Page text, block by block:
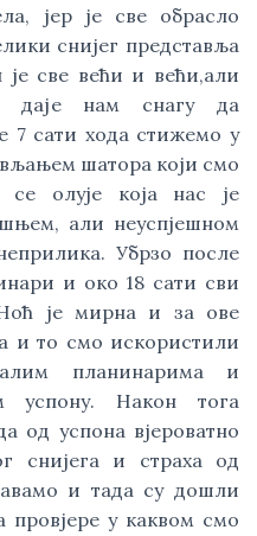
јер је све обрасло
снијег представља
је све већи и већи,али
нам снагу да
7 сати хода стижемо у
шатора који смо
се олује која нас је
али неуспјешном
Убрзо после
и око 18 сати сви
је мирна и за ове
и то смо искористили
планинарима и
успону. Након тога
од успона вјероватно
снијега и страха од
и тада су дошли
у каквом смо